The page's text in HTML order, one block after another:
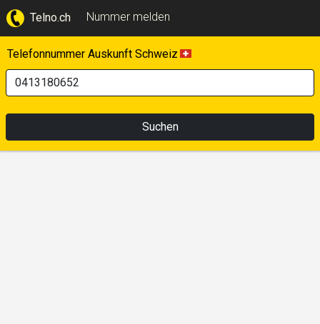
Telno.ch Nummer melden
Telefonnummer Auskunft Schweiz
Suchen